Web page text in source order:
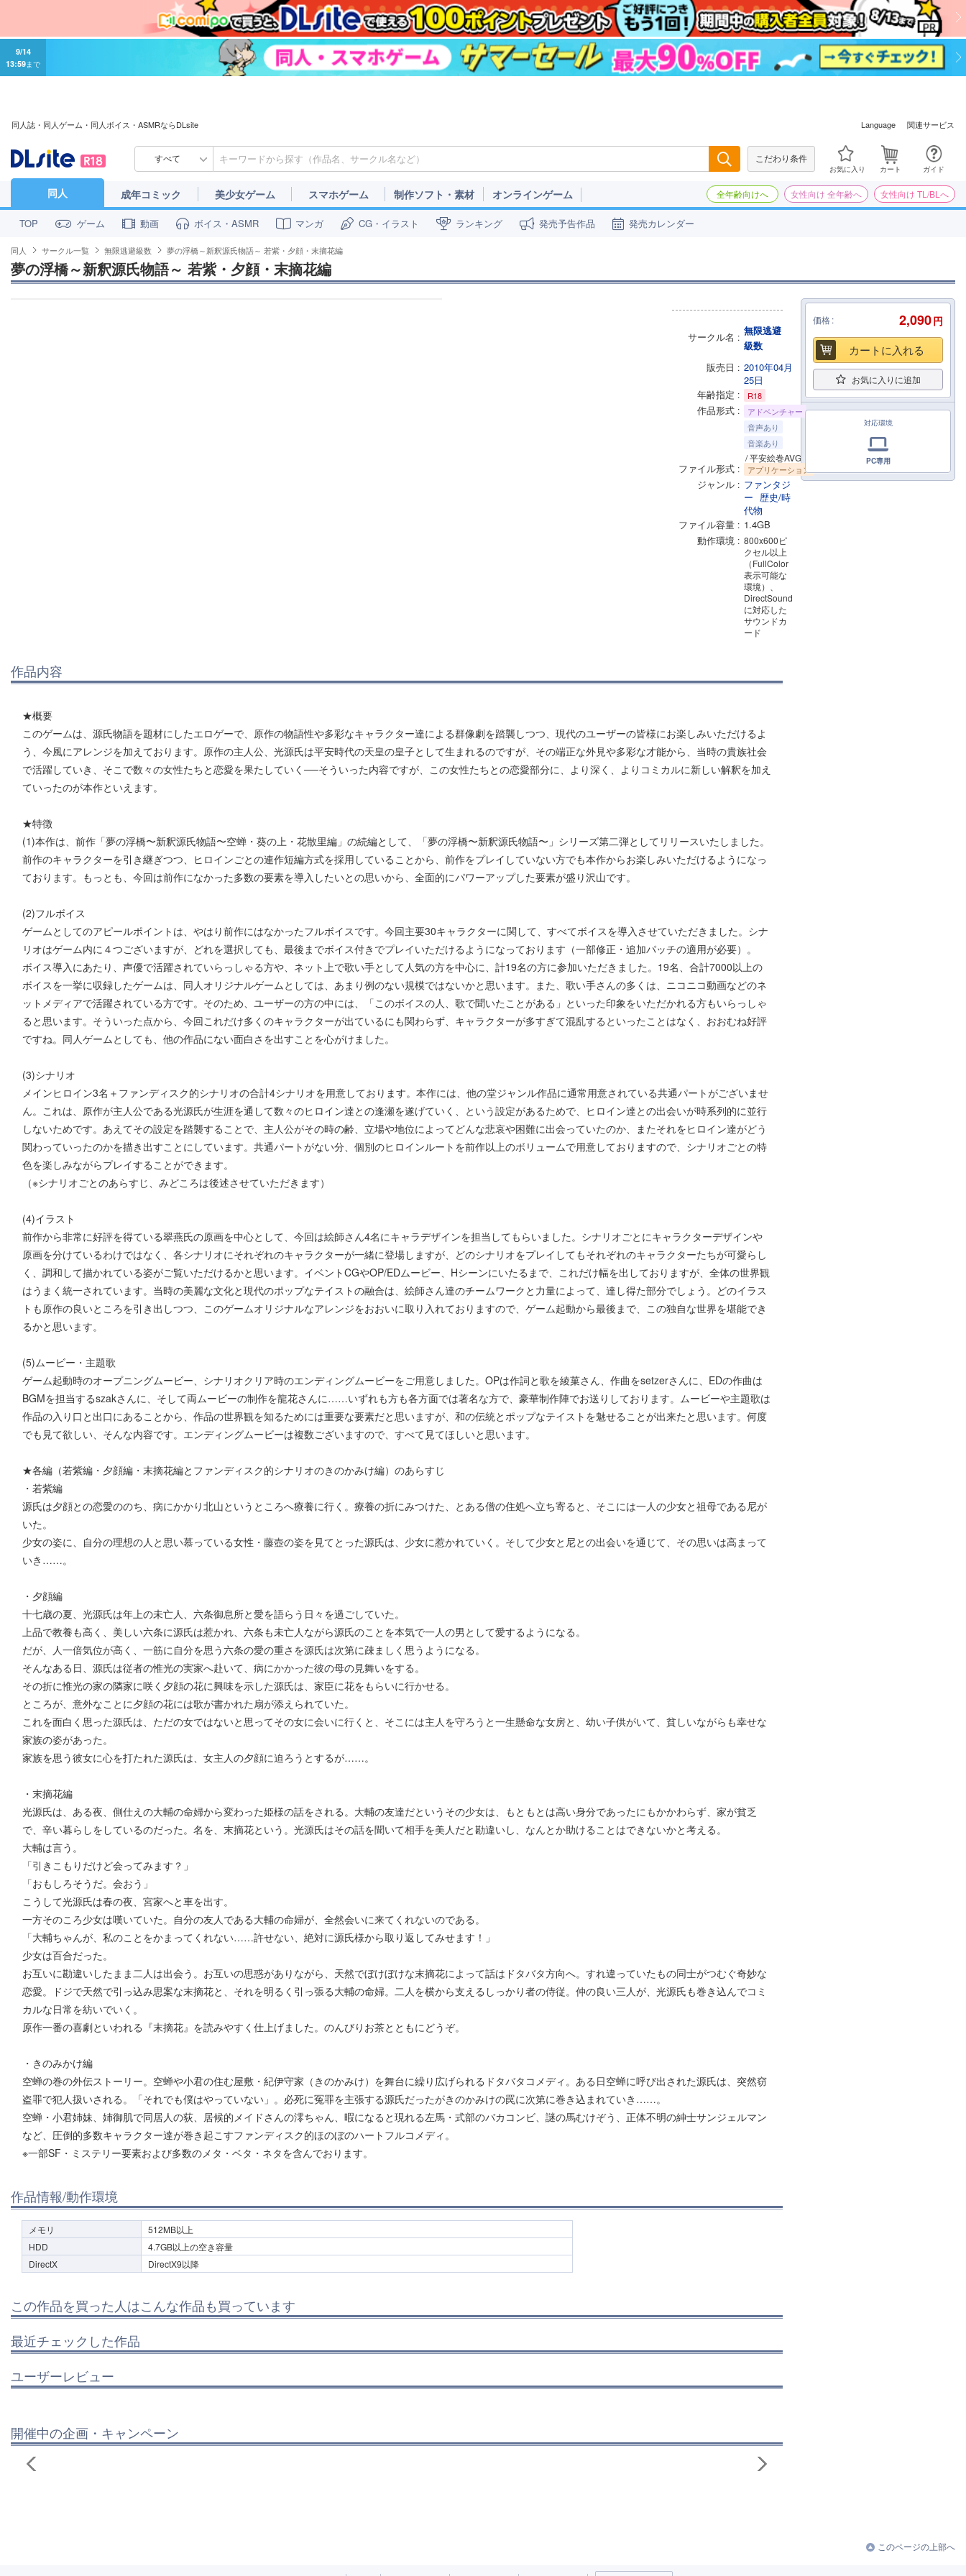
9/14
13:59まで
同人誌・同人ゲーム・同人ボイス・ASMRならDLsite Language 関連サービス
すべて こだわり条件
お気に入り カート ガイド
同人 成年コミック 美少女ゲーム スマホゲーム 制作ソフト・素材 オンラインゲーム 全年齢向けへ 女性向け 全年齢へ 女性向け TL/BLへ
TOP ゲーム 動画 ボイス・ASMR マンガ CG・イラスト ランキング 発売予告作品 発売カレンダー
同人 サークル一覧 無限逃避級数 夢の浮橋～新釈源氏物語～ 若紫・夕顔・末摘花編
夢の浮橋～新釈源氏物語～ 若紫・夕顔・末摘花編
サークル名
無限逃避
級数
販売日
2010年04月
25日
年齢指定
R18
作品形式
アドベンチャー
音声あり
音楽あり
/ 平安絵巻AVG
ファイル形式 アプリケーション
ジャンル
ファンタジ
ー 歴史/時
代物
ファイル容量
1.4GB
動作環境
800x600ピ
クセル以上
（FullColor
表示可能な
環境）、
DirectSound
に対応した
サウンドカ
ード
作品内容
★概要
このゲームは、源氏物語を題材にしたエロゲーで、原作の物語性や多彩なキャラクター達による群像劇を踏襲しつつ、現代のユーザーの皆様にお楽しみいただけるよ
う、今風にアレンジを加えております。原作の主人公、光源氏は平安時代の天皇の皇子として生まれるのですが、その端正な外見や多彩な才能から、当時の貴族社会
で活躍していき、そこで数々の女性たちと恋愛を果たしていく──そういった内容ですが、この女性たちとの恋愛部分に、より深く、よりコミカルに新しい解釈を加え
ていったのが本作といえます。
★特徴
(1)本作は、前作「夢の浮橋〜新釈源氏物語〜空蝉・葵の上・花散里編」の続編として、「夢の浮橋〜新釈源氏物語〜」シリーズ第二弾としてリリースいたしました。
前作のキャラクターを引き継ぎつつ、ヒロインごとの連作短編方式を採用していることから、前作をプレイしていない方でも本作からお楽しみいただけるようになっ
ております。もっとも、今回は前作になかった多数の要素を導入したいとの思いから、全面的にパワーアップした要素が盛り沢山です。
(2)フルボイス
ゲームとしてのアピールポイントは、やはり前作にはなかったフルボイスです。今回主要30キャラクターに関して、すべてボイスを導入させていただきました。シナ
リオはゲーム内に４つございますが、どれを選択しても、最後までボイス付きでプレイいただけるようになっております（一部修正・追加パッチの適用が必要）。
ボイス導入にあたり、声優で活躍されていらっしゃる方や、ネット上で歌い手として人気の方を中心に、計19名の方に参加いただきました。19名、合計7000以上の
ボイスを一挙に収録したゲームは、同人オリジナルゲームとしては、あまり例のない規模ではないかと思います。また、歌い手さんの多くは、ニコニコ動画などのネ
ットメディアで活躍されている方です。そのため、ユーザーの方の中には、「このボイスの人、歌で聞いたことがある」といった印象をいただかれる方もいらっしゃ
ると思います。そういった点から、今回これだけ多くのキャラクターが出ているにも関わらず、キャラクターが多すぎて混乱するといったことはなく、おおむね好評
ですね。同人ゲームとしても、他の作品にない面白さを出すことを心がけました。
(3)シナリオ
メインヒロイン3名＋ファンディスク的シナリオの合計4シナリオを用意しております。本作には、他の堂ジャンル作品に通常用意されている共通パートがございませ
ん。これは、原作が主人公である光源氏が生涯を通して数々のヒロイン達との逢瀬を遂げていく、という設定があるためで、ヒロイン達との出会いが時系列的に並行
しないためです。あえてその設定を踏襲することで、主人公がその時の齢、立場や地位によってどんな悲哀や困難に出会っていたのか、またそれをヒロイン達がどう
関わっていったのかを描き出すことにしています。共通パートがない分、個別のヒロインルートを前作以上のボリュームで用意しておりますので、シナリオごとの特
色を楽しみながらプレイすることができます。
（※シナリオごとのあらすじ、みどころは後述させていただきます）
(4)イラスト
前作から非常に好評を得ている翠燕氏の原画を中心として、今回は絵師さん4名にキャラデザインを担当してもらいました。シナリオごとにキャラクターデザインや
原画を分けているわけではなく、各シナリオにそれぞれのキャラクターが一緒に登場しますが、どのシナリオをプレイしてもそれぞれのキャラクターたちが可愛らし
く、調和して描かれている姿がご覧いただけるかと思います。イベントCGやOP/EDムービー、Hシーンにいたるまで、これだけ幅を出しておりますが、全体の世界観
はうまく統一されています。当時の美麗な文化と現代のポップなテイストの融合は、絵師さん達のチームワークと力量によって、達し得た部分でしょう。どのイラス
トも原作の良いところを引き出しつつ、このゲームオリジナルなアレンジをおおいに取り入れておりますので、ゲーム起動から最後まで、この独自な世界を堪能でき
るかと思います。
(5)ムービー・主題歌
ゲーム起動時のオープニングムービー、シナリオクリア時のエンディングムービーをご用意しました。OPは作詞と歌を綾菓さん、作曲をsetzerさんに、EDの作曲は
BGMを担当するszakさんに、そして両ムービーの制作を龍花さんに……いずれも方も各方面では著名な方で、豪華制作陣でお送りしております。ムービーや主題歌は
作品の入り口と出口にあることから、作品の世界観を知るためには重要な要素だと思いますが、和の伝統とポップなテイストを魅せることが出来たと思います。何度
でも見て欲しい、そんな内容です。エンディングムービーは複数ございますので、すべて見てほしいと思います。
★各編（若紫編・夕顔編・末摘花編とファンディスク的シナリオのきのかみけ編）のあらすじ
・若紫編
源氏は夕顔との恋愛ののち、病にかかり北山というところへ療養に行く。療養の折にみつけた、とある僧の住処へ立ち寄ると、そこには一人の少女と祖母である尼が
いた。
少女の姿に、自分の理想の人と思い慕っている女性・藤壺の姿を見てとった源氏は、少女に惹かれていく。そして少女と尼との出会いを通じて、その思いは高まって
いき……。
・夕顔編
十七歳の夏、光源氏は年上の未亡人、六条御息所と愛を語らう日々を過ごしていた。
上品で教養も高く、美しい六条に源氏は惹かれ、六条も未亡人ながら源氏のことを本気で一人の男として愛するようになる。
だが、人一倍気位が高く、一筋に自分を思う六条の愛の重さを源氏は次第に疎ましく思うようになる。
そんなある日、源氏は従者の惟光の実家へ赴いて、病にかかった彼の母の見舞いをする。
その折に惟光の家の隣家に咲く夕顔の花に興味を示した源氏は、家臣に花をもらいに行かせる。
ところが、意外なことに夕顔の花には歌が書かれた扇が添えられていた。
これを面白く思った源氏は、ただの女ではないと思ってその女に会いに行くと、そこには主人を守ろうと一生懸命な女房と、幼い子供がいて、貧しいながらも幸せな
家族の姿があった。
家族を思う彼女に心を打たれた源氏は、女主人の夕顔に迫ろうとするが……。
・末摘花編
光源氏は、ある夜、側仕えの大輔の命婦から変わった姫様の話をされる。大輔の友達だというその少女は、もともとは高い身分であったにもかかわらず、家が貧乏
で、辛い暮らしをしているのだった。名を、末摘花という。光源氏はその話を聞いて相手を美人だと勘違いし、なんとか助けることはできないかと考える。
大輔は言う。
「引きこもりだけど会ってみます？」
「おもしろそうだ。会おう」
こうして光源氏は春の夜、宮家へと車を出す。
一方そのころ少女は嘆いていた。自分の友人である大輔の命婦が、全然会いに来てくれないのである。
「大輔ちゃんが、私のことをかまってくれない……許せない、絶対に源氏様から取り返してみせます！」
少女は百合だった。
お互いに勘違いしたまま二人は出会う。お互いの思惑がありながら、天然でぼけぼけな末摘花によって話はドタバタ方向へ。すれ違っていたもの同士がつむぐ奇妙な
恋愛。ドジで天然で引っ込み思案な末摘花と、それを明るく引っ張る大輔の命婦。二人を横から支えるしっかり者の侍従。仲の良い三人が、光源氏も巻き込んでコミ
カルな日常を紡いでいく。
原作一番の喜劇といわれる『末摘花』を読みやすく仕上げました。のんびりお茶とともにどうぞ。
・きのみかけ編
空蝉の巻の外伝ストーリー。空蝉や小君の住む屋敷・紀伊守家（きのかみけ）を舞台に繰り広げられるドタバタコメディ。ある日空蝉に呼び出された源氏は、突然窃
盗罪で犯人扱いされる。「それでも僕はやっていない」。必死に冤罪を主張する源氏だったがきのかみけの罠に次第に巻き込まれていき……。
空蝉・小君姉妹、姉御肌で同居人の荻、居候的メイドさんの澪ちゃん、暇になると現れる左馬・式部のバカコンビ、謎の馬むけぞう、正体不明の紳士サンジェルマン
など、圧倒的多数キャラクター達が巻き起こすファンディスク的ほのぼのハートフルコメディ。
※一部SF・ミステリー要素および多数のメタ・ベタ・ネタを含んでおります。
作品情報/動作環境
メモリ
512MB以上
HDD
4.7GB以上の空き容量
DirectX
DirectX9以降
この作品を買った人はこんな作品も買っています
最近チェックした作品
ユーザーレビュー
開催中の企画・キャンペーン
価格 2,090円
カートに入れる
お気に入りに追加
対応環境
PC専用
このページの上部へ